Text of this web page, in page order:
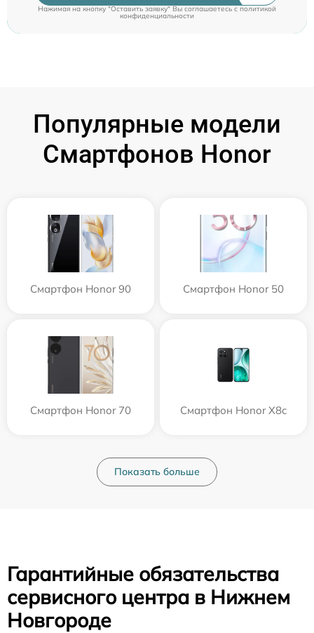
Нажимая на кнопку "Оставить заявку" Вы соглашаетесь cполитикой
конфиденциальности
Популярные модели
Смартфонов Honor
Смартфон Honor 90 Смартфон Honor 50
Смартфон Honor 70 Смартфон Honor X8c
Показать больше
Гарантийные обязательства
сервисного центра в Нижнем
Новгороде